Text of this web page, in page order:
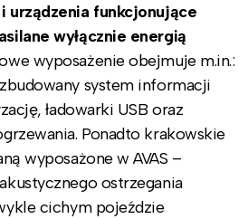
urządzenia funkcjonujące
wyłącznie energią
wyposażenie obejmuje m.in.:
system informacji
ładowarki USB oraz
Ponadto krakowskie
wyposażone w AVAS –
ostrzegania
cichym pojeździe